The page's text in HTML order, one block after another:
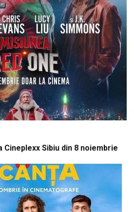
Cineplexx Sibiu din 8 noiembrie